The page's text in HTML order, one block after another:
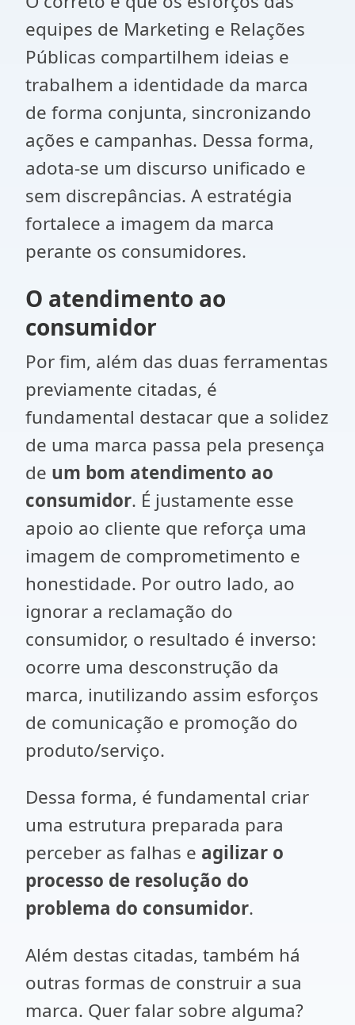
equipes de Marketing e Relações
Públicas compartilhem ideias e
trabalhem a identidade da marca
de forma conjunta, sincronizando
ações e campanhas. Dessa forma,
adota-se um discurso unificado e
sem discrepâncias. A estratégia
fortalece a imagem da marca
perante os consumidores.
O atendimento ao
consumidor
Por fim, além das duas ferramentas
previamente citadas, é
fundamental destacar que a solidez
de uma marca passa pela presença
de um bom atendimento ao
consumidor. É justamente esse
apoio ao cliente que reforça uma
imagem de comprometimento e
honestidade. Por outro lado, ao
ignorar a reclamação do
consumidor, o resultado é inverso:
ocorre uma desconstrução da
marca, inutilizando assim esforços
de comunicação e promoção do
produto/serviço.
Dessa forma, é fundamental criar
uma estrutura preparada para
perceber as falhas e agilizar o
processo de resolução do
problema do consumidor.
Além destas citadas, também há
outras formas de construir a sua
marca. Quer falar sobre alguma?